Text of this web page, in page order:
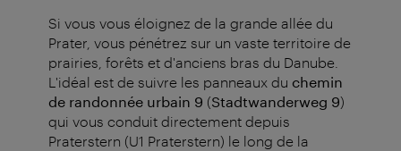
Si vous vous éloignez de la grande allée du
Prater, vous pénétrez sur un vaste territoire de
prairies, forêts et d'anciens bras du Danube.
L'idéal est de suivre les panneaux du chemin
de randonnée urbain 9 (Stadtwanderweg 9)
qui vous conduit directement depuis
Praterstern (U1 Praterstern) le long de la